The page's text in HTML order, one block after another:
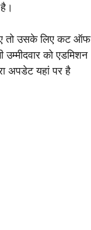
तो उसके लिए कट ऑफ
को एडमिशन
अपडेट यहां पर है